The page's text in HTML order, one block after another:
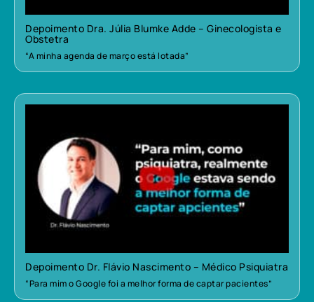
Depoimento Dra. Júlia Blumke Adde – Ginecologista e
Obstetra
“A minha agenda de março está lotada”
Depoimento Dr. Flávio Nascimento – Médico Psiquiatra
“Para mim o Google foi a melhor forma de captar pacientes”